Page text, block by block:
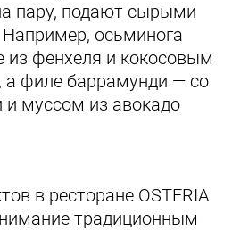
пару, подают сырыми
Например, осьминога
из фенхеля и кокосовым
а филе баррамунди — со
и муссом из авокадо
в ресторане OSTERIA
традиционным